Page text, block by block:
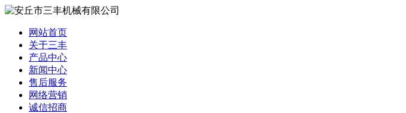
网站首页
关于三丰
产品中心
新闻中心
售后服务
网络营销
诚信招商